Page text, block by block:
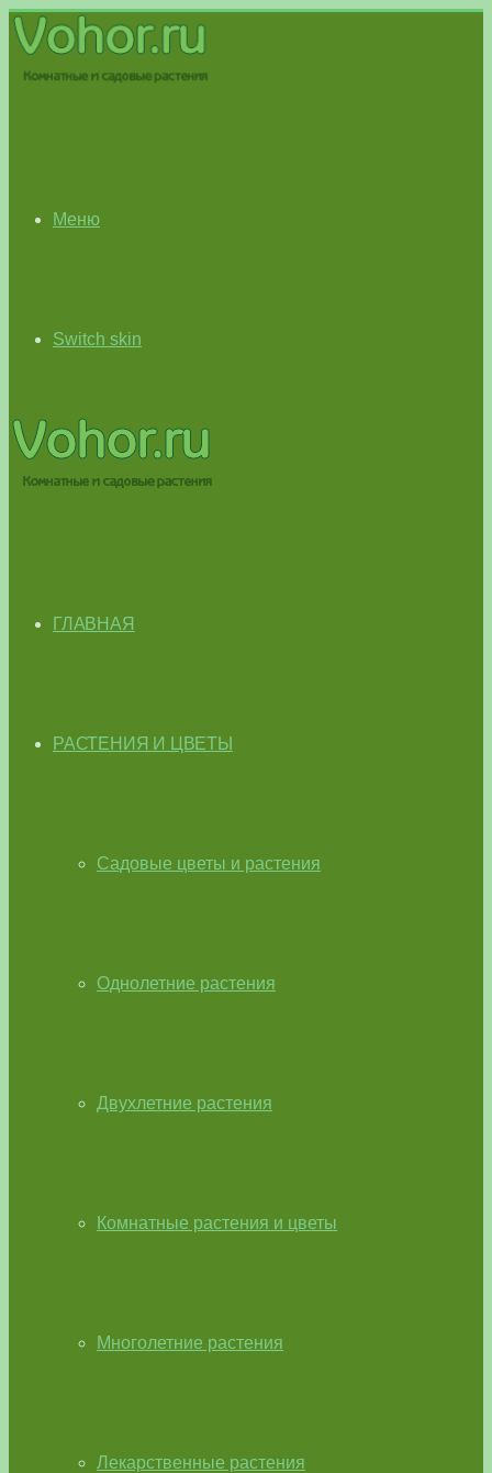
Меню
Switch skin
ГЛАВНАЯ
РАСТЕНИЯ И ЦВЕТЫ
Садовые цветы и растения
Однолетние растения
Двухлетние растения
Комнатные растения и цветы
Многолетние растения
Лекарственные растения